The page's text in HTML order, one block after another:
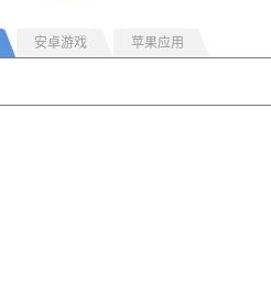
安卓游戏 苹果应用